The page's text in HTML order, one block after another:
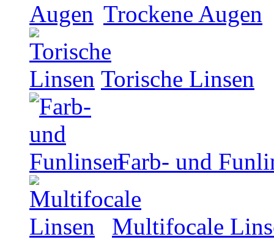
Trockene Augen
Torische Linsen
Farb- und
Multifocale